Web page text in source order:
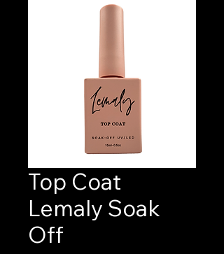
Top Coat
Lemaly Soak
Off